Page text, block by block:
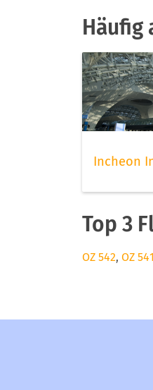
Häufig
Incheon
Top 3
OZ 542, OZ 541